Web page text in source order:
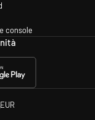
console
EUR